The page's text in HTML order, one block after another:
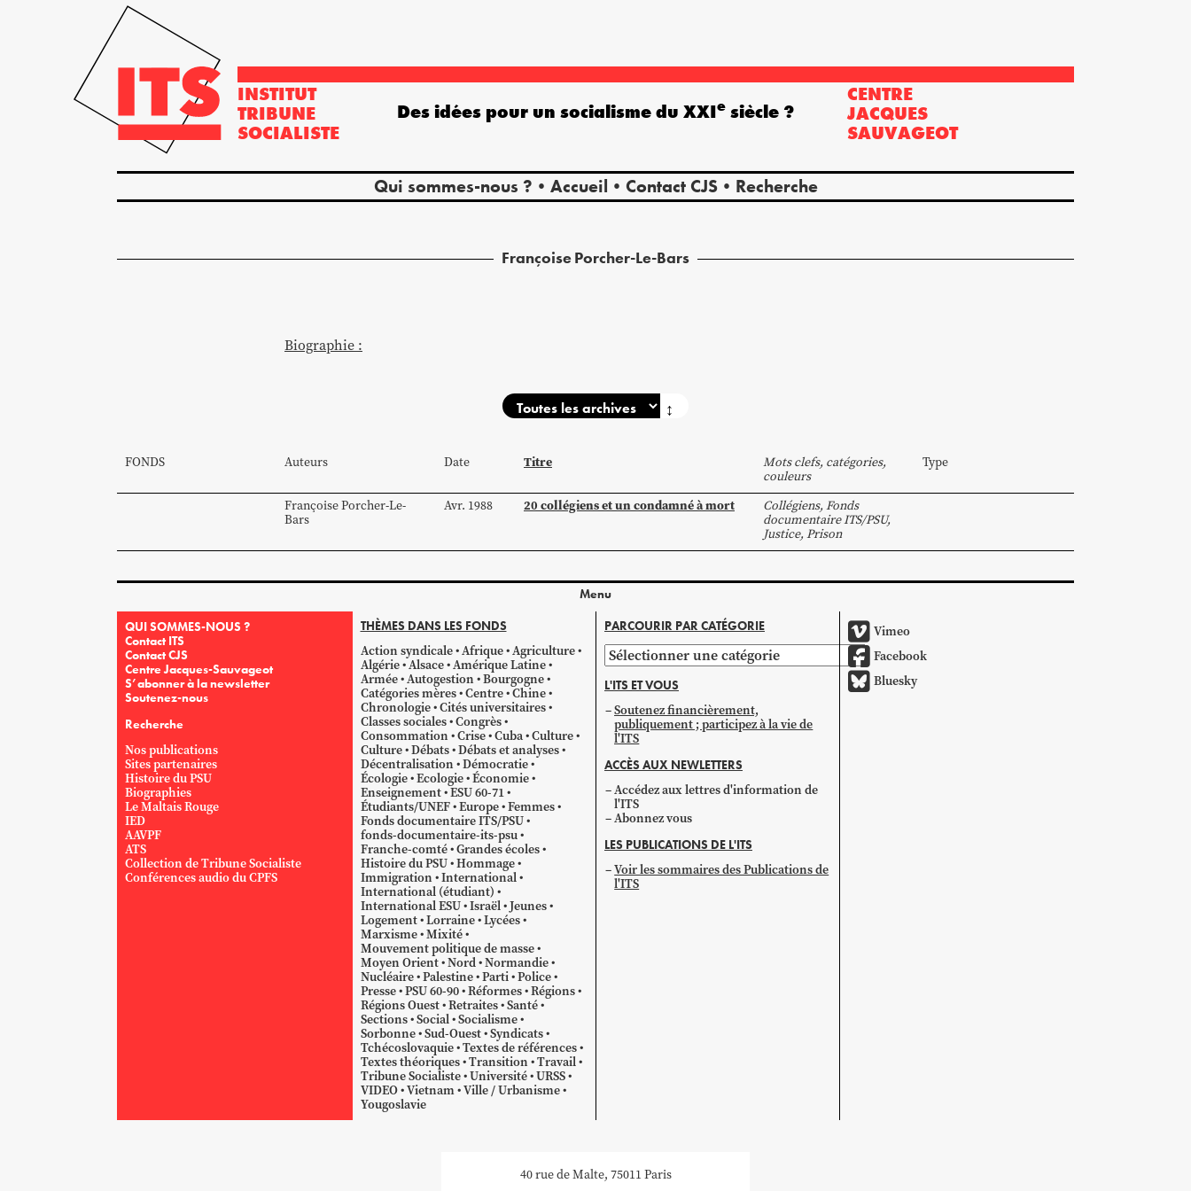
INSTITUT
TRIBUNE
SOCIALISTE
CENTRE
JACQUES
SAUVAGEOT
Qui sommes-nous ? Accueil Contact CJS Recherche
Des idées pour un socialisme du XXIe siècle ?
FrançoisePorcher-Le-Bars
Biographie :
↕
FONDS Auteurs Date Titre
Mots clefs, catégories,
couleurs
Type
FrançoisePorcher-Le-
Bars
Avr. 1988 20 collégiens et un condamné à mort Collégiens, Fonds
documentaire ITS/PSU,
Justice, Prison
Menu
QUI SOMMES-NOUS ?
Contact ITS
Contact CJS
Centre Jacques-Sauvageot
S’abonner à la newsletter
Soutenez-nous
Recherche
Nos publications
Sites partenaires
Histoire du PSU
Biographies
Le Maltais Rouge
IED
AAVPF
ATS
Collection de Tribune Socialiste
Conférences audio du CPFS
THÈMES DANS LES FONDS
Action syndicale Afrique Agriculture
Algérie Alsace Amérique Latine
Armée Autogestion Bourgogne
Catégories mères Centre Chine
Chronologie Cités universitaires
Classes sociales Congrès
Consommation Crise Cuba Culture
Culture Débats Débats et analyses
Décentralisation Démocratie
Écologie Ecologie Économie
Enseignement ESU 60-71
Étudiants/UNEF Europe Femmes
Fonds documentaire ITS/PSU
fonds-documentaire-its-psu
Franche-comté Grandes écoles
Histoire du PSU Hommage
Immigration International
International (étudiant)
International ESU Israël Jeunes
Logement Lorraine Lycées
Marxisme Mixité
Mouvement politique de masse
Moyen Orient Nord Normandie
Nucléaire Palestine Parti Police
Presse PSU 60-90 Réformes Régions
Régions Ouest Retraites Santé
Sections Social Socialisme
Sorbonne Sud-Ouest Syndicats
Tchécoslovaquie Textes de références
Textes théoriques Transition Travail
Tribune Socialiste Université URSS
VIDEO Vietnam Ville / Urbanisme
Yougoslavie
PARCOURIR PAR CATÉGORIE
Parcourir
par
catégorie
L'ITS ET VOUS
Soutenez financièrement,
publiquement ; participez à la vie de
l'ITS
ACCÈS AUX NEWLETTERS
Accédez aux lettres d'information de
l'ITS
Abonnez vous
LES PUBLICATIONS DE L'ITS
Voir les sommaires des Publications de
l'ITS
Vimeo
Facebook
Bluesky
40 rue de Malte, 75011 Paris